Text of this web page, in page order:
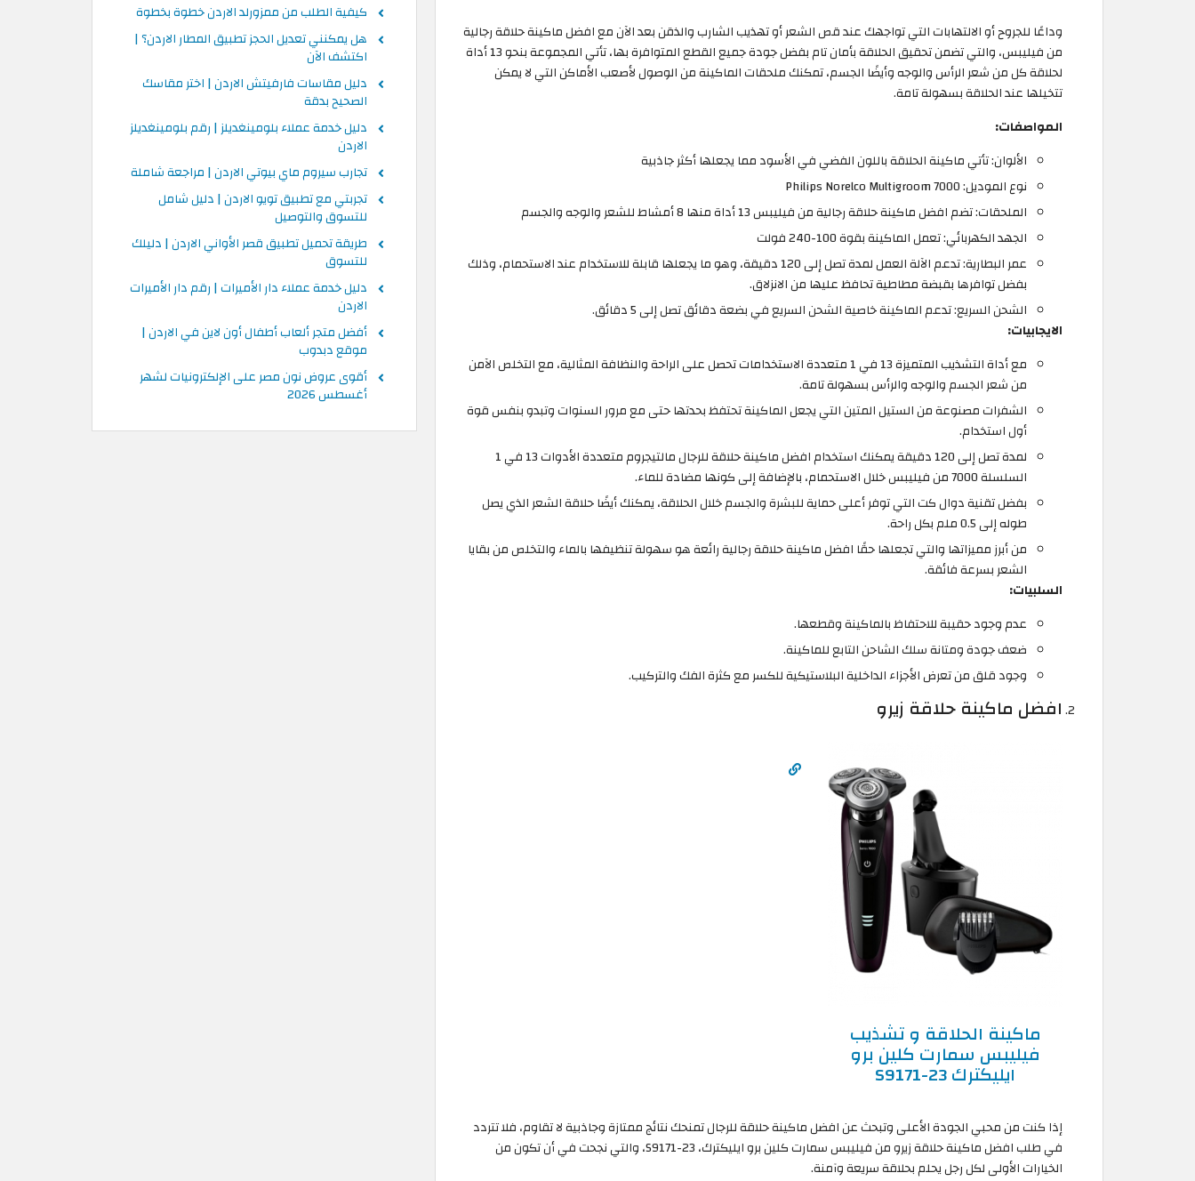
وداعًا للجروح أو الالتهابات التي تواجهك عند قص الشعر أو تهذيب الشارب والذقن بعد الآن مع افضل ماكينة حلاقة رجالية
من فيليبس، والتي تضمن تحقيق الحلاقة بأمان تام بفضل جودة جميع القطع المتوافرة بها، تأتي المجموعة بنحو 13 أداة
لحلاقة كل من شعر الرأس والوجه وأيضًا الجسم، تمكنك ملحقات الماكينة من الوصول لأصعب الأماكن التي لا يمكن
تتخيلها عند الحلاقة بسهولة تامة.
المواصفات:
الألوان: تأتي ماكينة الحلاقة باللون الفضي في الأسود مما يجعلها أكثر جاذبية
نوع الموديل: Philips Norelco Multigroom 7000
الملحقات: تضم افضل ماكينة حلاقة رجالية من فيليبس 13 أداة منها 8 أمشاط للشعر والوجه والجسم
الجهد الكهربائي: تعمل الماكينة بقوة 100-240 فولت
عمر البطارية: تدعم الآلة العمل لمدة تصل إلى 120 دقيقة، وهو ما يجعلها قابلة للاستخدام عند الاستحمام، وذلك
بفضل توافرها بقبضة مطاطية تحافظ عليها من الانزلاق.
الشحن السريع: تدعم الماكينة خاصية الشحن السريع في بضعة دقائق تصل إلى 5 دقائق.
الايجابيات:
مع أداة التشذيب المتميزة 13 في 1 متعددة الاستخدامات تحصل على الراحة والنظافة المثالية، مع التخلص الآمن
من شعر الجسم والوجه والرأس بسهولة تامة.
الشفرات مصنوعة من الستيل المتين التي يجعل الماكينة تحتفظ بحدتها حتى مع مرور السنوات وتبدو بنفس قوة
أول استخدام.
لمدة تصل إلى 120 دقيقة يمكنك استخدام افضل ماكينة حلاقة للرجال مالتيجروم متعددة الأدوات 13 في 1
السلسلة 7000 من فيليبس خلال الاستحمام، بالإضافة إلى كونها مضادة للماء.
بفضل تقنية دوال كت التي توفر أعلى حماية للبشرة والجسم خلال الحلاقة، يمكنك أيضًا حلاقة الشعر الذي يصل
طوله إلى 0.5 ملم بكل راحة.
من أبرز مميزاتها والتي تجعلها حقًا افضل ماكينة حلاقة رجالية رائعة هو سهولة تنظيفها بالماء والتخلص من بقايا
الشعر بسرعة فائقة.
السلبيات:
عدم وجود حقيبة للاحتفاظ بالماكينة وقطعها.
ضعف جودة ومتانة سلك الشاحن التابع للماكينة.
وجود قلق من تعرض الأجزاء الداخلية البلاستيكية للكسر مع كثرة الفك والتركيب.
افضل ماكينة حلاقة زيرو
ماكينة الحلاقة و تشذيب
فيليبس سمارت كلين برو
ايليكترك S9171-23
إذا كنت من محبي الجودة الأعلى وتبحث عن افضل ماكينة حلاقة للرجال تمنحك نتائج ممتازة وجاذبية لا تقاوم، فلا تتردد
في طلب افضل ماكينة حلاقة زيرو من فيليبس سمارت كلين برو ايليكترك، S9171-23، والتي نجحت في أن تكون من
الخيارات الأولى لكل رجل يحلم بحلاقة سريعة وآمنة.
كيفية الطلب من ممزورلد الاردن خطوة بخطوة
هل يمكنني تعديل الحجز تطبيق المطار الاردن؟ |
اكتشف الآن
دليل مقاسات فارفيتش الاردن | اختر مقاسك
الصحيح بدقة
دليل خدمة عملاء بلومينغديلز | رقم بلومينغديلز
الاردن
تجارب سيروم ماي بيوتي الاردن | مراجعة شاملة
تجربتي مع تطبيق تويو الاردن | دليل شامل
للتسوق والتوصيل
طريقة تحميل تطبيق قصر الأواني الاردن | دليلك
للتسوق
دليل خدمة عملاء دار الأميرات | رقم دار الأميرات
الاردن
أفضل متجر ألعاب أطفال أون لاين في الاردن |
موقع دبدوب
أقوى عروض نون مصر على الإلكترونيات لشهر
أغسطس 2026